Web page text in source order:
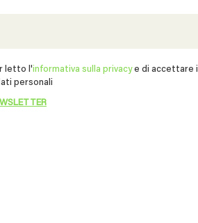
letto l'informativa sulla privacye di accettare il
personali